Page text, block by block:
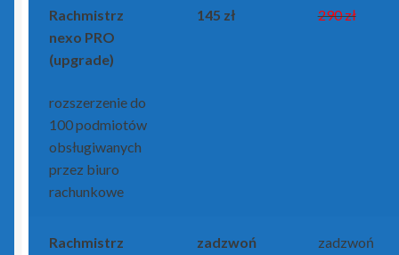
Rachmistrz
nexo PRO
(upgrade)
rozszerzenie do
100 podmiotów
obsługiwanych
przez biuro
rachunkowe
145 zł 290 zł
Rachmistrz
zadzwoń zadzwoń